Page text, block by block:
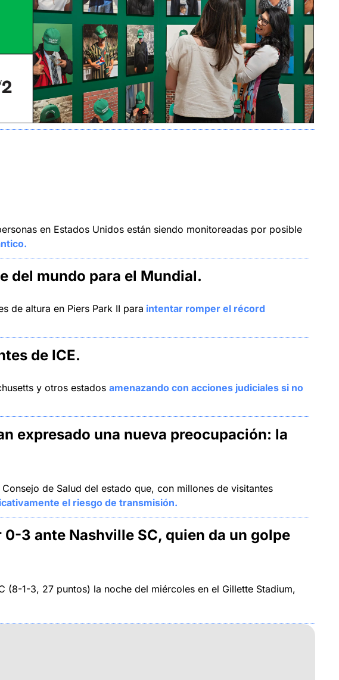
en Estados Unidos están siendo monitoreadas por posible
del mundo para el Mundial.
de altura en Piers Park II para intentar romper el récord
de ICE.
y otros estados amenazando con acciones judiciales si no
expresado una nueva preocupación: la
de Salud del estado que, con millones de visitantes
el riesgo de transmisión.
3 ante Nashville SC, quien da un golpe
1-3, 27 puntos) la noche del miércoles en el Gillette Stadium,